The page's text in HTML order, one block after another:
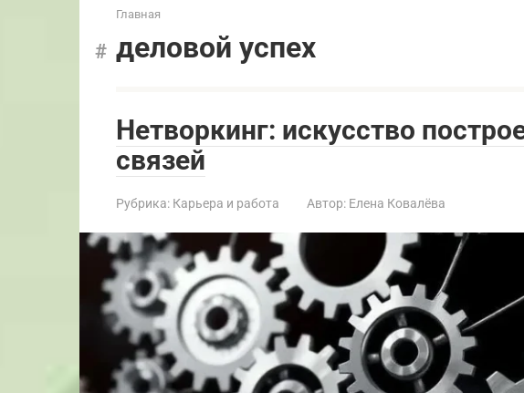
Главная
деловой успех
Нетворкинг: искусство
связей
Рубрика: Карьера и работа Автор: Елена Ковалёва